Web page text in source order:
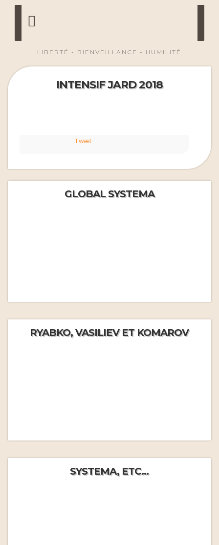
LIBERTÉ - BIENVEILLANCE - HUMILITÉ
INTENSIF JARD 2018
Tweet
GLOBAL SYSTEMA
RYABKO, VASILIEV ET KOMAROV
SYSTEMA, ETC...